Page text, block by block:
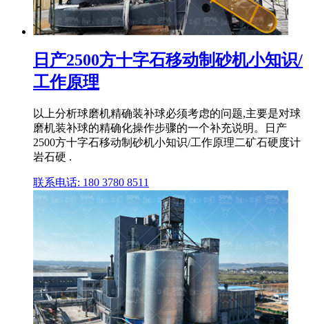
日产2500方十字石移动制砂机小知识/
工作原理
以上分析球磨机精确装补球必须考虑的问题,主要是对球
磨机装补球的精确化操作步骤的一个补充说明。日产
2500方十字石移动制砂机小知识/工作原理二矿石硬度计
岩石硬 .
联系电话: 180 3780 8511